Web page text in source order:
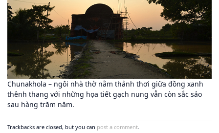
Chunakhola – ngôi nhà thờ nằm thảnh thơi giữa đồng xanh
thênh thang với những họa tiết gạch nung vẫn còn sắc sảo
sau hàng trăm năm.
Trackbacks are closed, but you can post a comment.